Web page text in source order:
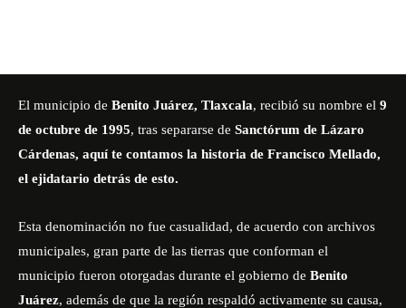
El municipio de Benito Juárez, Tlaxcala, recibió su nombre el 9
de octubre de 1995, tras separarse de Sanctórum de Lázaro
Cárdenas, aquí te contamos la historia de Francisco Mellado,
el ejidatario detrás de esto.
Esta denominación no fue casualidad, de acuerdo con archivos
municipales, gran parte de las tierras que conforman el
municipio fueron otorgadas durante el gobierno de Benito
Juárez, además de que la región respaldó activamente su causa,